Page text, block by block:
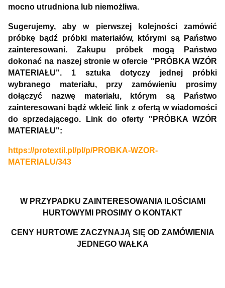
mocno utrudniona lub niemożliwa.
Sugerujemy, aby w pierwszej kolejności zamówić
próbkę bądź próbki materiałów, którymi są Państwo
zainteresowani. Zakupu próbek mogą Państwo
dokonać na naszej stronie w ofercie "PRÓBKA WZÓR
MATERIAŁU". 1 sztuka dotyczy jednej próbki
wybranego materiału, przy zamówieniu prosimy
dołączyć nazwę materiału, którym są Państwo
zainteresowani bądź wkleić link z ofertą w wiadomości
do sprzedającego. Link do oferty "PRÓBKA WZÓR
MATERIAŁU":
https://protextil.pl/pl/p/PROBKA-WZOR-
MATERIALU/343
W PRZYPADKU ZAINTERESOWANIA ILOŚCIAMI
HURTOWYMI PROSIMY O KONTAKT
CENY HURTOWE ZACZYNAJĄ SIĘ OD ZAMÓWIENIA
JEDNEGO WAŁKA